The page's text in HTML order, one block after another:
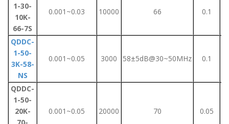
1-30-
10K-
66-7S
0.001~0.03 10000 66 0.1
QDDC-
1-50-
3K-58-
NS
0.001~0.05 3000 58±5dB@30~50MHz 0.1
QDDC-
1-50-
20K-
0.001~0.05 20000 70 0.05